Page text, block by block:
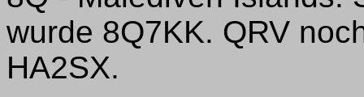
wurde 8Q7KK. QRV
HA2SX.